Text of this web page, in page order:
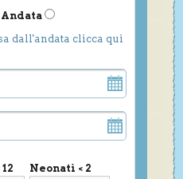
Andata
dall'andata clicca qui
Neonati < 2